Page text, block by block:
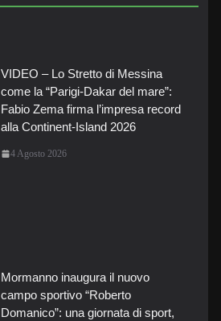
VIDEO – Lo Stretto di Messina
come la “Parigi-Dakar del mare”:
Fabio Zema firma l’impresa record
alla Continent-Island 2026
4 Agosto 2026
Mormanno inaugura il nuovo
campo sportivo “Roberto
Domanico”: una giornata di sport,